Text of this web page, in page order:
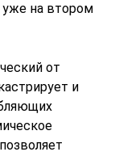
уже на втором
от
и